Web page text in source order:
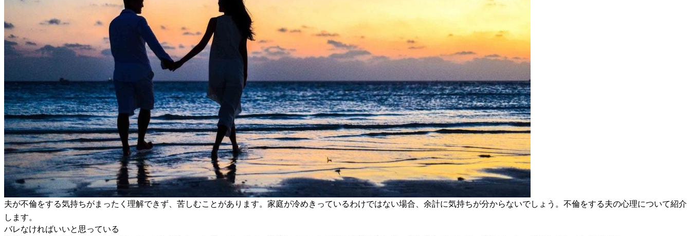
夫が不倫をする気持ちがまったく理解できず、苦しむことがあります。家庭が冷めきっているわけではない場合、余計に気持ちが分からないでしょう。不倫をする夫の心理について紹介
します。
バレなければいいと思っている